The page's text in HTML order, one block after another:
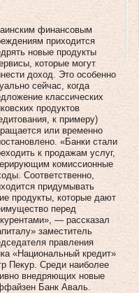
финансовым
приходится
новые продукты
которые могут
доход. Это особенно
сейчас, когда
классических
продуктов
к примеру)
или временно
«Банки стали
к продажам услуг,
комиссионные
Соответственно,
придумывать
продукты, которые дают
перед
— рассказал
заместитель
правления
«Национальный кредит»
Пекур. Среди наиболее
внедряющих новые
Банк Аваль.